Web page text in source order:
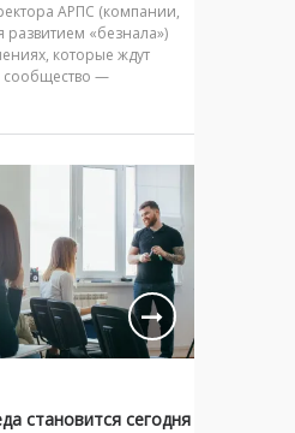
АРПС (компании,
развитием «безнала»)
которые ждут
сообщество —
становится сегодня